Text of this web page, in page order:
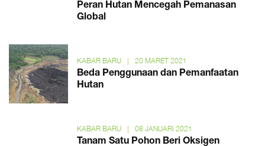
Peran Hutan Mencegah Pemanasan
Global
KABAR BARU | 20 MARET 2021
Beda Penggunaan dan Pemanfaatan
Hutan
KABAR BARU | 08 JANUARI 2021
Tanam Satu Pohon Beri Oksigen